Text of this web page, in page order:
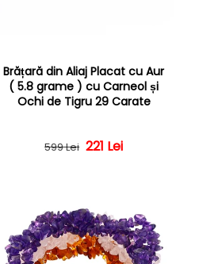
Brățară din Aliaj Placat cu Aur
( 5.8 grame ) cu Carneol și
Ochi de Tigru 29 Carate
Preț obișnuit
599 Lei Preț redus
221 Lei